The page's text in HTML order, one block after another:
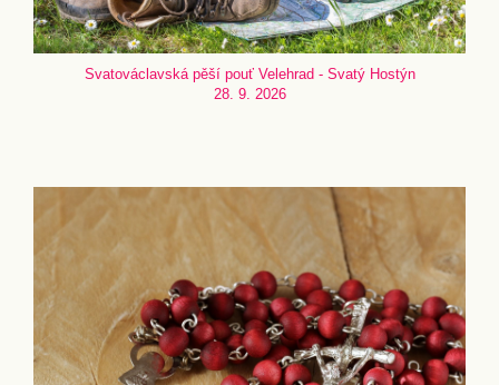
Svatováclavská pěší pouť Velehrad - Svatý Hostýn
28. 9. 2026